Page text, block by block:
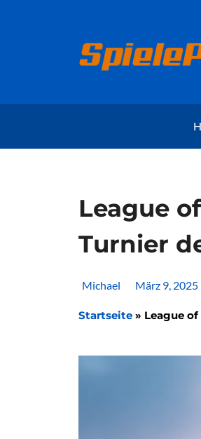
League
Turnier
Michael März 9, 2025
Startseite » League